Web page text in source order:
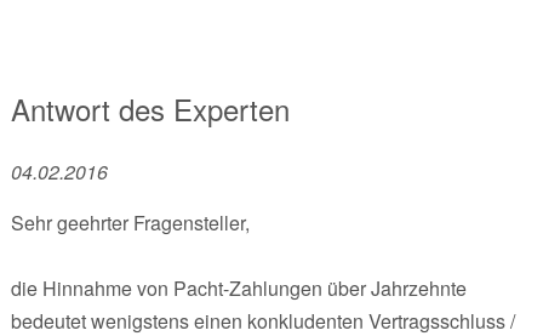
Antwort des Experten
04.02.2016
Sehr geehrter Fragensteller,
die Hinnahme von Pacht-Zahlungen über Jahrzehnte
bedeutet wenigstens einen konkludenten Vertragsschluss /